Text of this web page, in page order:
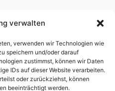
verwalten
verwenden wir Technologien wie
speichern und/oder darauf
zustimmst, können wir Daten
IDs auf dieser Website verarbeiten.
oder zurückziehst, können
beeinträchtigt werden.